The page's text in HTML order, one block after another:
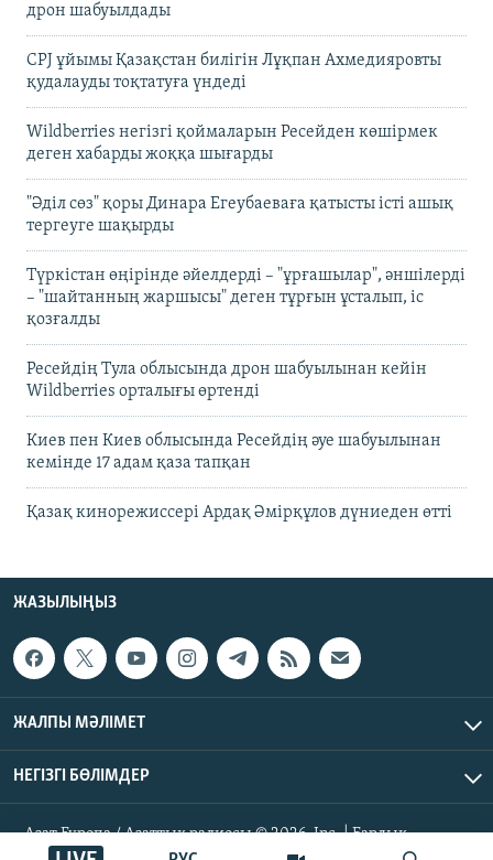
дрон шабуылдады
CPJ ұйымы Қазақстан билігін Лұқпан Ахмедияровты
қудалауды тоқтатуға үндеді
Wildberries негізгі қоймаларын Ресейден көшірмек
деген хабарды жоққа шығарды
"Әділ сөз" қоры Динара Егеубаеваға қатысты істі ашық
тергеуге шақырды
Түркістан өңірінде әйелдерді – "ұрғашылар", әншілерді
– "шайтанның жаршысы" деген тұрғын ұсталып, іс
қозғалды
Ресейдің Тула облысында дрон шабуылынан кейін
Wildberries орталығы өртенді
Киев пен Киев облысында Ресейдің әуе шабуылынан
кемінде 17 адам қаза тапқан
Қазақ кинорежиссері Ардақ Әмірқұлов дүниеден өтті
ЖАЗЫЛЫҢЫЗ
ЖАЛПЫ МӘЛІМЕТ
НЕГІЗГІ БӨЛІМДЕР
Азат Еуропа / Азаттық радиосы © 2026, Inc. | Барлық
құқықтары қорғалған